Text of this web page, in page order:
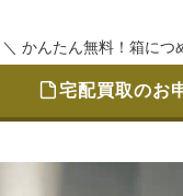
＼ かんたん無料！箱につ
宅配買取のお